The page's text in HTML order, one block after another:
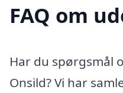
FAQ om
Har du spørgsmål
Onsild? Vi har